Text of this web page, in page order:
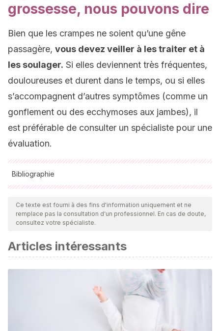
grossesse, nous pouvons dire
Bien que les crampes ne soient qu’une gêne
passagère, vous devez veiller à les traiter et à
les soulager. Si elles deviennent très fréquentes,
douloureuses et durent dans le temps, ou si elles
s’accompagnent d’autres symptômes (comme un
gonflement ou des ecchymoses aux jambes), il
est préférable de consulter un spécialiste pour une
évaluation.
Bibliographie
Toutes les sources citées ont été examinées en profondeur
par notre équipe pour garantir leur qualité, leur fiabilité, leur
actualité et leur validité. La bibliographie de cet article a été
ou scientifique
American pregancy asociation (2021).Calambres
Recuperado de:
https://americanpregnancy.org/healthy-
pregnancy/pregnancy-health-wellness/muscle-cramps-
American pregancy asociation (2020).
Tratamiento de los
Ce texte est fourni à des fins d'information uniquement et ne
remplace pas la consultation d'un professionnel. En cas de doute,
consultez votre spécialiste.
Articles intéressants